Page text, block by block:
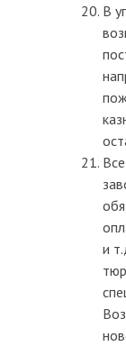
В
и